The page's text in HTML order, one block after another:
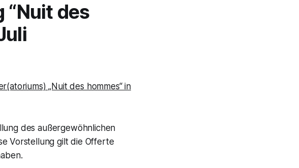
des
„Nuit des hommes“ in
des außergewöhnlichen
Vorstellung gilt die Offerte